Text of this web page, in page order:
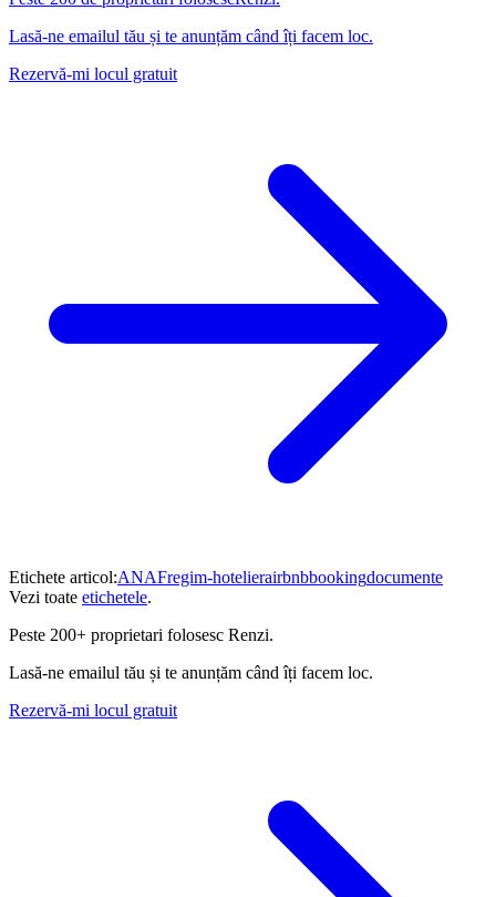
Lasă-ne emailul tău și te anunțăm când îți facem loc.
Rezervă-mi locul gratuit
Etichete articol:ANAFregim-hotelierairbnbbookingdocumente
Vezi toate etichetele.
Peste 200+ proprietari folosesc Renzi.
Lasă-ne emailul tău și te anunțăm când îți facem loc.
Rezervă-mi locul gratuit